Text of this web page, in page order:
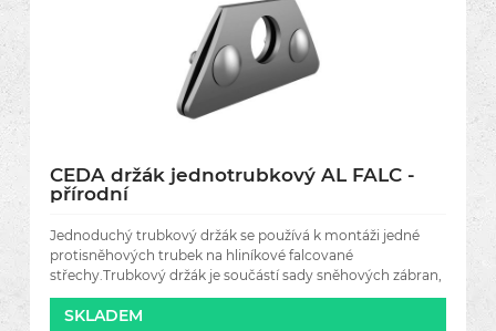
CEDA držák jednotrubkový AL FALC -
přírodní
Jednoduchý trubkový držák se používá k montáži jedné
protisněhových trubek na hliníkové falcované
střechy.Trubkový držák je součástí sady sněhových zábran,
které chrání
SKLADEM